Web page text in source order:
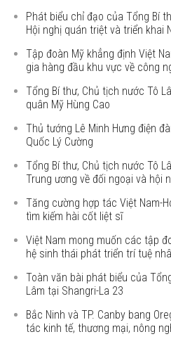
Phát biểu chỉ đạo của Tổng Bí
Hội nghị quán triệt và triển khai
Tập đoàn Mỹ khẳng định Việt
gia hàng đầu khu vực về công
Tổng Bí thư, Chủ tịch nước Tô
quân Mỹ Hùng Cao
Thủ tướng Lê Minh Hưng điện
Quốc Lý Cường
Tổng Bí thư, Chủ tịch nước Tô
Trung ương về đối ngoại và hội
Tăng cường hợp tác Việt Nam-
tìm kiếm hài cốt liệt sĩ
Việt Nam mong muốn các tập
hệ sinh thái phát triển trí tuệ
Toàn văn bài phát biểu của
Lâm tại Shangri-La 23
Bắc Ninh và TP. Canby bang
tác kinh tế, thương mại, nông